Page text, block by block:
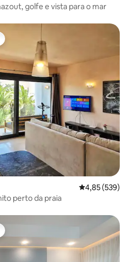
golfe e vista para o mar
4,85 de uma
4,85 (539)
perto da praia